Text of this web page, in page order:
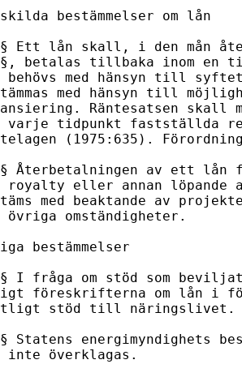
bestämmelser om lån
§ Ett lån skall, i den mån
§, betalas tillbaka inom en
behövs med hänsyn till
med hänsyn till
Räntesatsen skall
varje tidpunkt fastställda
(1975:635).
§ Återbetalningen av ett
royalty eller annan
med beaktande av
övriga omständigheter.
bestämmelser
§ I fråga om stöd som
föreskrifterna om lån i
stöd till näringslivet.
Statens energimyndighets
inte överklagas.